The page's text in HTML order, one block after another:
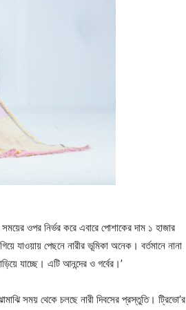
ওপর নির্ভর করে এবারে পোশাকের দাম ১ হাজার
যাওয়ায় পেছনে নারীর ভূমিকা অনেক। বর্তমানে নানা
যাচ্ছে। এটি আনন্দের ও গর্বের।’
সময় থেকে চলছে নারী দিবসের প্রস্তুতি। ট্রিভো’র